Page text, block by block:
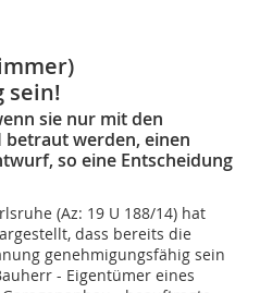
sein!
sie nur mit den
betraut werden, einen
so eine Entscheidung
(Az: 19 U 188/14) hat
dass bereits die
genehmigungsfähig sein
- Eigentümer eines